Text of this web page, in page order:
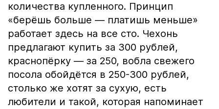
количества купленного. Принцип
«берёшь больше — платишь меньше»
работает здесь на все сто. Чехонь
предлагают купить за 300 рублей,
краснопёрку — за 250, вобла свежего
посола обойдётся в 250-300 рублей,
столько же хотят за сухую, есть
любители и такой, которая напоминает